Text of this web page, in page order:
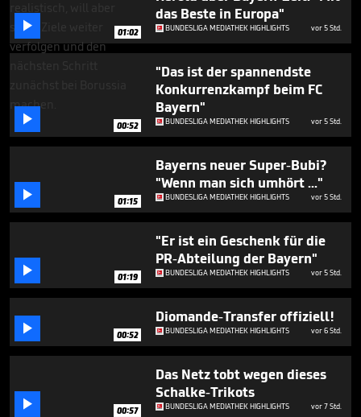
seconds
 01:02
das Beste in Europa"
BUNDESLIGA MEDIATHEK HIGHLIGHTS vor 5 Std.
 00:52
"Das ist der spannendste
Konkurrenzkampf beim FC
Bayern"
BUNDESLIGA MEDIATHEK HIGHLIGHTS vor 5 Std.
 01:15
Bayerns neuer Super-Bubi?
"Wenn man sich umhört ..."
BUNDESLIGA MEDIATHEK HIGHLIGHTS vor 5 Std.
 01:19
"Er ist ein Geschenk für die
PR-Abteilung der Bayern"
BUNDESLIGA MEDIATHEK HIGHLIGHTS vor 5 Std.
 00:52
Diomande-Transfer offiziell!
BUNDESLIGA MEDIATHEK HIGHLIGHTS vor 6 Std.
 00:57
Das Netz tobt wegen dieses
Schalke-Trikots
BUNDESLIGA MEDIATHEK HIGHLIGHTS vor 7 Std.